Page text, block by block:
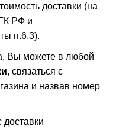
доставки (на
РФ и
п.6.3).
Вы можете в любой
, связаться с
и назвав номер